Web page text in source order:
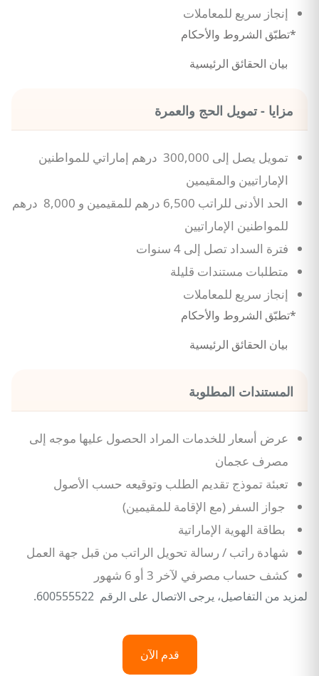
إنجاز سريع للمعاملات
*تطبّق الشروط والأحكام
بيان الحقائق الرئيسية
مزايا - تمويل الحج والعمرة
تمويل يصل إلى 300,000 درهم إماراتي للمواطنين
الإماراتيين والمقيمين
الحد الأدنى للراتب 6,500 درهم للمقيمين و 8,000 درهم
للمواطنين الإماراتيين
فترة السداد تصل إلى 4 سنوات
متطلبات مستندات قليلة
إنجاز سريع للمعاملات
*تطبّق الشروط والأحكام
بيان الحقائق الرئيسية
المستندات المطلوبة
عرض أسعار للخدمات المراد الحصول عليها موجه إلى
مصرف عجمان
تعبئة تموذج تقديم الطلب وتوقيعه حسب الأصول
جواز السفر (مع الإقامة للمقيمين)
بطاقة الهوية الإماراتية
شهادة راتب / رسالة تحويل الراتب من قبل جهة العمل
كشف حساب مصرفي لآخر 3 أو 6 شهور
لمزيد من التفاصيل، يرجى الاتصال على الرقم 600555522.
قدم الآن